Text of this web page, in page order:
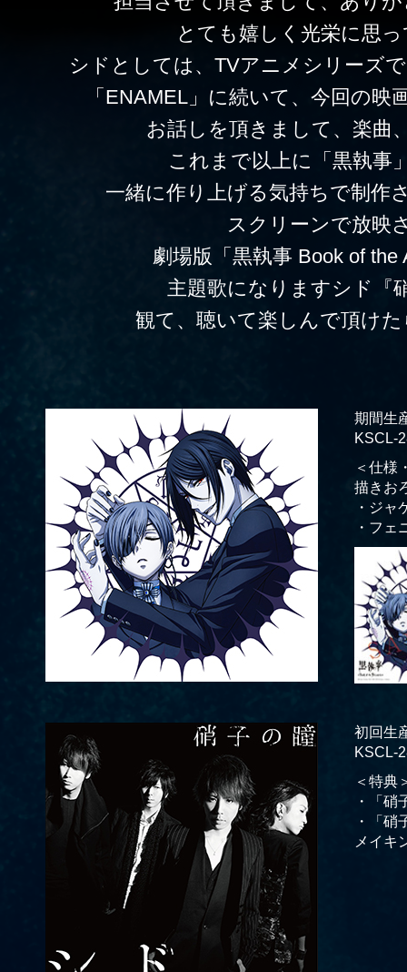
とても嬉しく光栄に思
シドとしては、TVアニメシリーズ
「ENAMEL」に続いて、今回の映
お話しを頂きまして、楽曲
これまで以上に「黒執事
一緒に作り上げる気持ちで制作
スクリーンで放映
劇場版「黒執事 Book of the
主題歌になりますシド『
観て、聴いて楽しんで頂け
期間生
KSCL-
＜仕様
描きお
・ジャ
・フェ
初回生
KSCL-
＜特典
・「硝
・「硝
メイキ